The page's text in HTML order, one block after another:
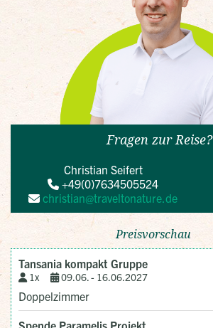
Fragen zur Reise?
Christian Seifert
+49(0)7634505524
christian@traveltonature.de
Preisvorschau
Tansania kompakt Gruppe
1x 09.06. - 16.06.2027
Doppelzimmer
Spende Paramelis Projekt